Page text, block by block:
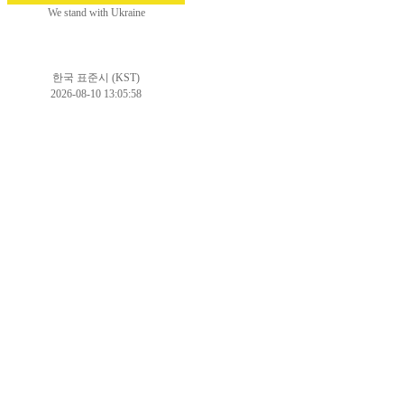
We stand with Ukraine
한국 표준시 (KST)
2026-08-10 13:05:58